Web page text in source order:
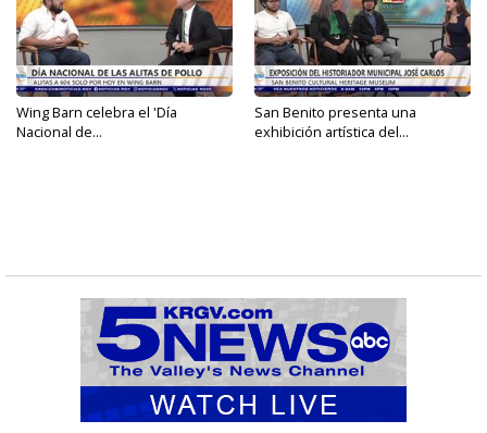
Wing Barn celebra el 'Día
Nacional de...
San Benito presenta una
exhibición artística del...